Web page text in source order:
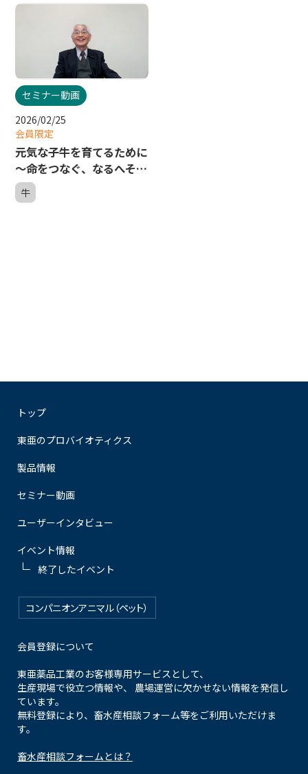
セミナー動画
2026/02/25
会員限定
元気な子牛を育てるために
～命をつなぐ、なるへそ分
娩～ - 東亜養牛オンラ
インセミナー９
牛
トップ
東亜のプロバイオティクス
製品情報
セミナー動画
ユーザーインタビュー
イベント情報
終了したイベント
コンパニオンアニマル（ペット）
会員登録について
東亜薬品工業のお客様専用サービスとして、
生産現場で役立つ情報や、 農場運営に欠かせない情報を発信し
ています。
無料登録により、畜水産相談フォーム等をご利用いただけま
す。
畜水産相談フォームとは？